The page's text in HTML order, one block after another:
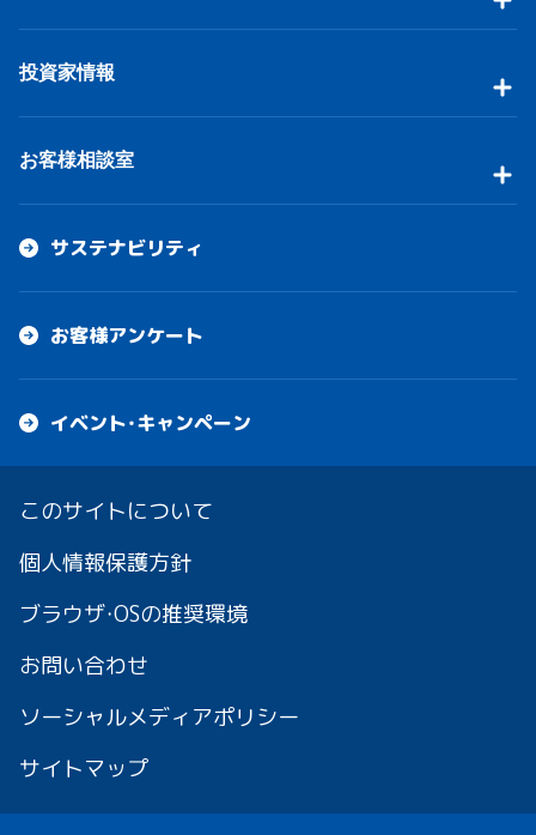
投資家情報
お客様相談室
サステナビリティ
お客様アンケート
イベント・キャンペーン
このサイトについて
個人情報保護方針
ブラウザ・OSの推奨環境
お問い合わせ
ソーシャルメディアポリシー
サイトマップ